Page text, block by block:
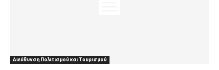
Διεύθυνση Πολιτισμού και Τουρισμού